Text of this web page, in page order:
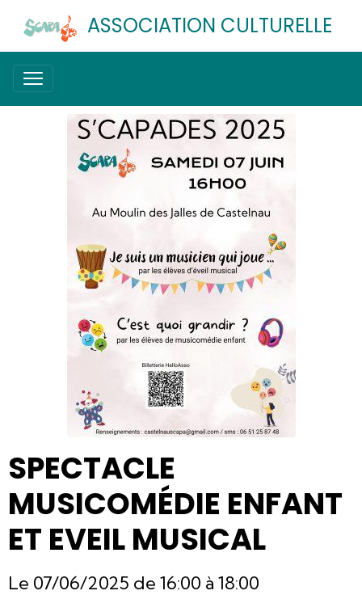
ASSOCIATION CULTURELLE
SPECTACLE
MUSICOMÉDIE ENFANT
ET EVEIL MUSICAL
Le 07/06/2025 de 16:00 à 18:00